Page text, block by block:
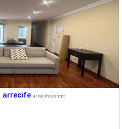
arrecife arrecife centro